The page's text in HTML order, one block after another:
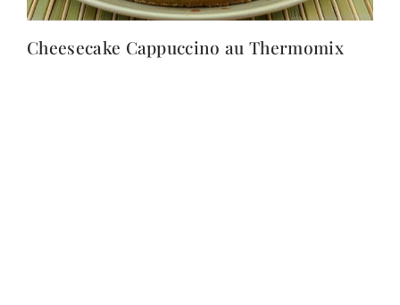
Cheesecake Cappuccino au Thermomix